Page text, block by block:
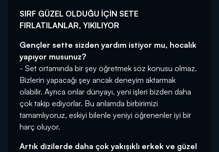
SIRF GÜZEL OLDUĞU İÇİN SETE
FIRLATILANLAR, YIKILIYOR
Gençler sette sizden yardım istiyor mu, hocalık
yapıyor musunuz?
- Set ortamında bir şey öğretmek söz konusu olmaz.
Bizlerin yapacağı şey ancak deneyim aktarmak
olabilir. Ayrıca onlar dünyayı, yeni işleri bizden daha
çok takip ediyorlar. Bu anlamda birbirimizi
tamamlıyoruz, eskiyi bilenle yeniyi öğrenenler iyi bir
harç oluyor.
Artık dizilerde daha çok yakışıklı erkek ve güzel